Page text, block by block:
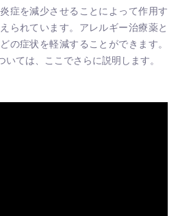
症を減少させることによって作用す
られています。アレルギー治療薬と
の症状を軽減することができます。
ては、ここでさらに説明します。